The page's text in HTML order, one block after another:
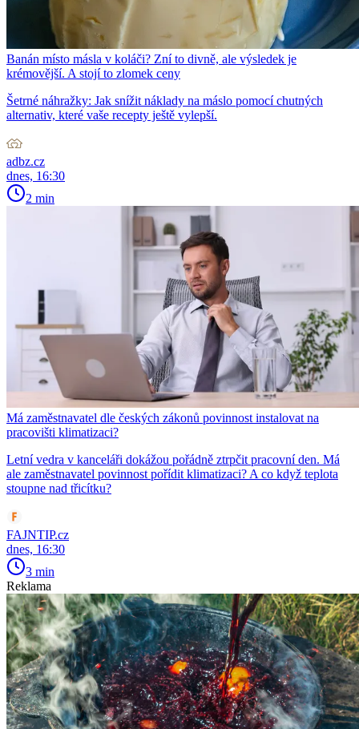
Banán místo másla v koláči? Zní to divně, ale výsledek je
krémovější. A stojí to zlomek ceny
Šetrné náhražky: Jak snížit náklady na máslo pomocí chutných
alternativ, které vaše recepty ještě vylepší.
adbz.cz
dnes, 16:30
2 min
Má zaměstnavatel dle českých zákonů povinnost instalovat na
pracovišti klimatizaci?
Letní vedra v kanceláři dokážou pořádně ztrpčit pracovní den. Má
ale zaměstnavatel povinnost pořídit klimatizaci? A co když teplota
stoupne nad třicítku?
FAJNTIP.cz
dnes, 16:30
3 min
Reklama